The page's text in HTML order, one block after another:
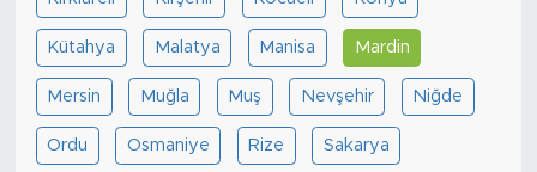
Kütahya Malatya Manisa Mardin
Mersin Muğla Muş Nevşehir Niğde
Ordu Osmaniye Rize Sakarya